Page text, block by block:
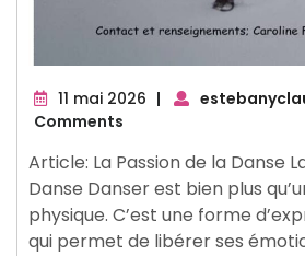
11 mai 2026 11|
Comments
Article: La Passion de la Danse
Danse Danser est bien plus
physique. C’est une forme
qui permet de libérer ses